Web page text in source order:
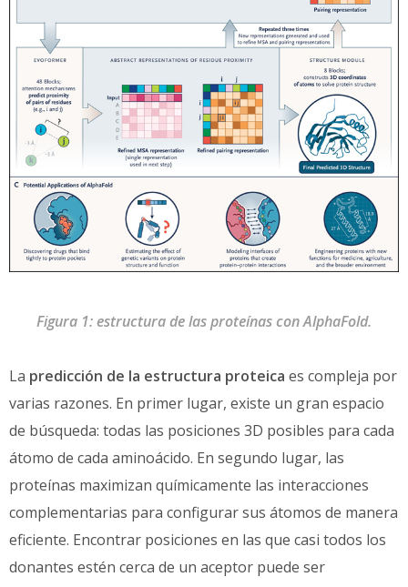
Figura 1: estructura de las proteínas con AlphaFold.
La predicción de la estructura proteica es compleja por
varias razones. En primer lugar, existe un gran espacio
de búsqueda: todas las posiciones 3D posibles para cada
átomo de cada aminoácido. En segundo lugar, las
proteínas maximizan químicamente las interacciones
complementarias para configurar sus átomos de manera
eficiente. Encontrar posiciones en las que casi todos los
donantes estén cerca de un aceptor puede ser